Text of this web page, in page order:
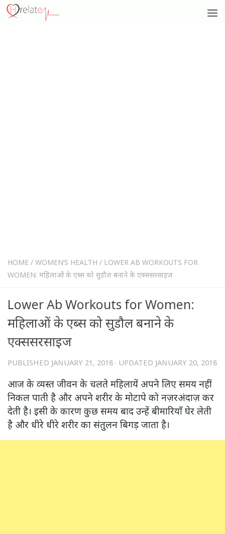
HOME / WOMEN’S HEALTH / LOWER AB WORKOUTS FOR
WOMEN: महिलाओं के एब्स को सुडौल बनाने के एक्ससरसाइज
Lower Ab Workouts for Women:
महिलाओं के एब्स को सुडौल बनाने के
एक्ससरसाइज
PUBLISHED JANUARY 21, 2018 · UPDATED JANUARY 20, 2018
आज के व्यस्त जीवन के चलते महिलायें अपने लिए समय नहीं
निकल पाती है और अपने शरीर के मोटापे को नज़रअंदाज़ कर
देती है। इसी के कारण कुछ समय बाद उन्हें बीमारियाँ घेर लेती
है और धीरे धीरे शरीर का संतुलन बिगड़ जाता है।